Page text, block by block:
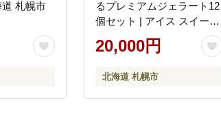
札幌市
るプレミアムジェラート12
個セット | アイス スイーツ
詰合せ 北海道 札幌市 | アイ
ス スイーツ 北海道 札幌市
20,000円
北海道 札幌市